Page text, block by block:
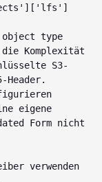
type
Komplexität
S3-
Header.
eigene
Form nicht